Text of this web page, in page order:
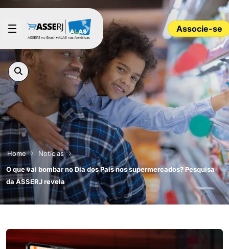
Pular para o Conteúdo principal
Associe-se
Home
Notícias
O que vai bombar no Dia dos Pais nos supermercados? Pesquisa
da ASSERJ revela